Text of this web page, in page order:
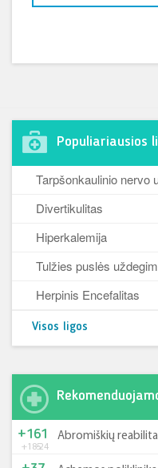
Populiariausios
Tarpšonkaulinio nervo
Divertikulitas
Hiperkalemija
Tulžies puslės
Herpinis Encefalitas
Visos ligos
+185-24
+161 Abromiškių